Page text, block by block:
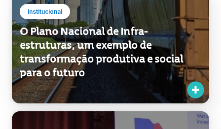
Institucional
O Plano Nacional de Infra-
estruturas, um exemplo de
transformação produtiva e social
para o futuro